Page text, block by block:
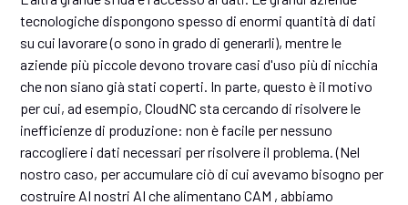
tecnologiche dispongono spesso di enormi quantità di dati
su cui lavorare (o sono in grado di generarli), mentre le
aziende più piccole devono trovare casi d'uso più di nicchia
che non siano già stati coperti. In parte, questo è il motivo
per cui, ad esempio, CloudNC sta cercando di risolvere le
inefficienze di produzione: non è facile per nessuno
raccogliere i dati necessari per risolvere il problema. (Nel
nostro caso, per accumulare ciò di cui avevamo bisogno per
costruire AI nostri AI che alimentano CAM , abbiamo